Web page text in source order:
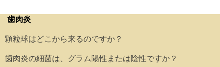
歯肉炎
顆粒球はどこから来るのですか？
歯肉炎の細菌は、グラム陽性または陰性ですか？